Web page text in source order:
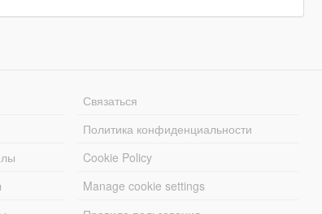
Связаться
Политика конфиденциальности
Cookie Policy
Manage cookie settings